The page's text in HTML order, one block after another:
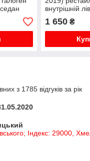
внутрішній
EPROFARO
1 650₴
з 1785 відгуків за рік
Індекс: 29000,